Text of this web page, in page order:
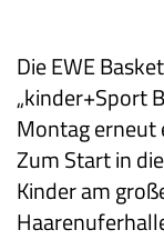
Die EWE
„kinder+Sport
Montag erneut
Zum Start in
Kinder am